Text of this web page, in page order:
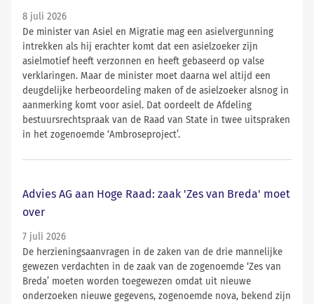
8 juli 2026
De minister van Asiel en Migratie mag een asielvergunning
intrekken als hij erachter komt dat een asielzoeker zijn
asielmotief heeft verzonnen en heeft gebaseerd op valse
verklaringen. Maar de minister moet daarna wel altijd een
deugdelijke herbeoordeling maken of de asielzoeker alsnog in
aanmerking komt voor asiel. Dat oordeelt de Afdeling
bestuursrechtspraak van de Raad van State in twee uitspraken
in het zogenoemde ‘Ambroseproject’.
Advies AG aan Hoge Raad: zaak 'Zes van Breda' moet
over
7 juli 2026
De herzieningsaanvragen in de zaken van de drie mannelijke
gewezen verdachten in de zaak van de zogenoemde ‘Zes van
Breda’ moeten worden toegewezen omdat uit nieuwe
onderzoeken nieuwe gegevens, zogenoemde nova, bekend zijn